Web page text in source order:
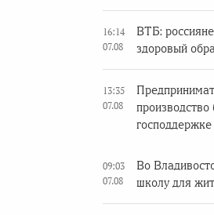
16:14
07.08
ВТБ:
здоровый
13:35
07.08
производство
господдержке
09:03
07.08
Во
школу для